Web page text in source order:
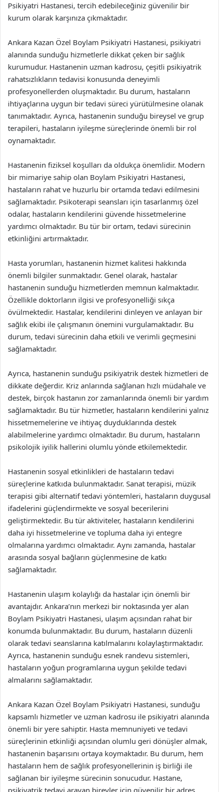
Psikiyatri Hastanesi, tercih edebileceğiniz güvenilir bir
kurum olarak karşınıza çıkmaktadır.
Ankara Kazan Özel Boylam Psikiyatri Hastanesi, psikiyatri
alanında sunduğu hizmetlerle dikkat çeken bir sağlık
kurumudur. Hastanenin uzman kadrosu, çeşitli psikiyatrik
rahatsızlıkların tedavisi konusunda deneyimli
profesyonellerden oluşmaktadır. Bu durum, hastaların
ihtiyaçlarına uygun bir tedavi süreci yürütülmesine olanak
tanımaktadır. Ayrıca, hastanenin sunduğu bireysel ve grup
terapileri, hastaların iyileşme süreçlerinde önemli bir rol
oynamaktadır.
Hastanenin fiziksel koşulları da oldukça önemlidir. Modern
bir mimariye sahip olan Boylam Psikiyatri Hastanesi,
hastaların rahat ve huzurlu bir ortamda tedavi edilmesini
sağlamaktadır. Psikoterapi seansları için tasarlanmış özel
odalar, hastaların kendilerini güvende hissetmelerine
yardımcı olmaktadır. Bu tür bir ortam, tedavi sürecinin
etkinliğini artırmaktadır.
Hasta yorumları, hastanenin hizmet kalitesi hakkında
önemli bilgiler sunmaktadır. Genel olarak, hastalar
hastanenin sunduğu hizmetlerden memnun kalmaktadır.
Özellikle doktorların ilgisi ve profesyonelliği sıkça
övülmektedir. Hastalar, kendilerini dinleyen ve anlayan bir
sağlık ekibi ile çalışmanın önemini vurgulamaktadır. Bu
durum, tedavi sürecinin daha etkili ve verimli geçmesini
sağlamaktadır.
Ayrıca, hastanenin sunduğu psikiyatrik destek hizmetleri de
dikkate değerdir. Kriz anlarında sağlanan hızlı müdahale ve
destek, birçok hastanın zor zamanlarında önemli bir yardım
sağlamaktadır. Bu tür hizmetler, hastaların kendilerini yalnız
hissetmemelerine ve ihtiyaç duyduklarında destek
alabilmelerine yardımcı olmaktadır. Bu durum, hastaların
psikolojik iyilik hallerini olumlu yönde etkilemektedir.
Hastanenin sosyal etkinlikleri de hastaların tedavi
süreçlerine katkıda bulunmaktadır. Sanat terapisi, müzik
terapisi gibi alternatif tedavi yöntemleri, hastaların duygusal
ifadelerini güçlendirmekte ve sosyal becerilerini
geliştirmektedir. Bu tür aktiviteler, hastaların kendilerini
daha iyi hissetmelerine ve topluma daha iyi entegre
olmalarına yardımcı olmaktadır. Aynı zamanda, hastalar
arasında sosyal bağların güçlenmesine de katkı
sağlamaktadır.
Hastanenin ulaşım kolaylığı da hastalar için önemli bir
avantajdır. Ankara’nın merkezi bir noktasında yer alan
Boylam Psikiyatri Hastanesi, ulaşım açısından rahat bir
konumda bulunmaktadır. Bu durum, hastaların düzenli
olarak tedavi seanslarına katılmalarını kolaylaştırmaktadır.
Ayrıca, hastanenin sunduğu esnek randevu sistemleri,
hastaların yoğun programlarına uygun şekilde tedavi
almalarını sağlamaktadır.
Ankara Kazan Özel Boylam Psikiyatri Hastanesi, sunduğu
kapsamlı hizmetler ve uzman kadrosu ile psikiyatri alanında
önemli bir yere sahiptir. Hasta memnuniyeti ve tedavi
süreçlerinin etkinliği açısından olumlu geri dönüşler almak,
hastanenin başarısını ortaya koymaktadır. Bu durum, hem
hastaların hem de sağlık profesyonellerinin iş birliği ile
sağlanan bir iyileşme sürecinin sonucudur. Hastane,
psikiyatrik tedavi arayan bireyler için güvenilir bir adres